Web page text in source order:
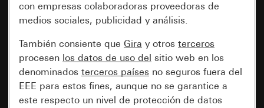
con empresas colaboradoras proveedoras de
medios sociales, publicidad y análisis.
También consiente que Gira y otros terceros
procesen los datos de uso del sitio web en los
denominados terceros países no seguros fuera del
EEE para estos fines, aunque no se garantice a
este respecto un nivel de protección de datos